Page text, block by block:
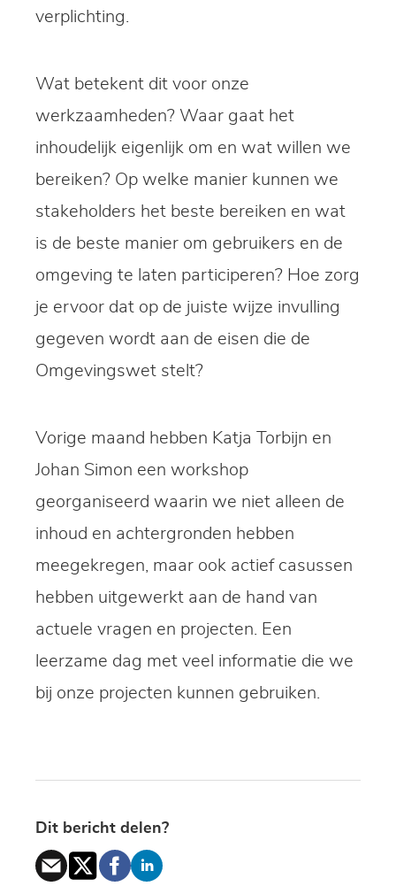
verplichting.
Wat betekent dit voor onze
werkzaamheden? Waar gaat het
inhoudelijk eigenlijk om en wat willen we
bereiken? Op welke manier kunnen we
stakeholders het beste bereiken en wat
is de beste manier om gebruikers en de
omgeving te laten participeren? Hoe zorg
je ervoor dat op de juiste wijze invulling
gegeven wordt aan de eisen die de
Omgevingswet stelt?
Vorige maand hebben Katja Torbijn en
Johan Simon een workshop
georganiseerd waarin we niet alleen de
inhoud en achtergronden hebben
meegekregen, maar ook actief casussen
hebben uitgewerkt aan de hand van
actuele vragen en projecten. Een
leerzame dag met veel informatie die we
bij onze projecten kunnen gebruiken.
Dit bericht delen?